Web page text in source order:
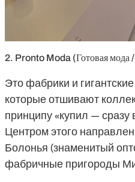
2. Pronto Moda (Готовая мода
Это фабрики и
которые отшивают
принципу «купил — сразу
Центром этого
Болонья (знаменитый
фабричные пригороды